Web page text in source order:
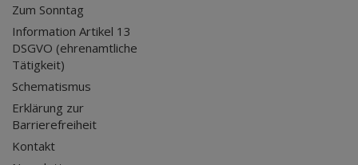
Zum Sonntag
Information Artikel 13
DSGVO (ehrenamtliche
Tätigkeit)
Schematismus
Erklärung zur
Barrierefreiheit
Kontakt